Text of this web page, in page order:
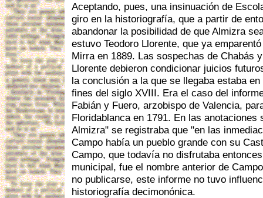
Aceptando, pues, una insinuación de
giro en la historiografía, que a partir de
abandonar la posibilidad de que Almizra
estuvo Teodoro Llorente, que ya
Mirra en 1889. Las sospechas de Chabás
Llorente debieron condicionar juicios
la conclusión a la que se llegaba estaba
fines del siglo XVIII. Era el caso del
Fabián y Fuero, arzobispo de Valencia,
Floridablanca en 1791. En las anotaciones
Almizra" se registraba que "en las
Campo había un pueblo grande con su
Campo, que todavía no disfrutaba
municipal, fue el nombre anterior de
no publicarse, este informe no tuvo
historiografía decimonónica.